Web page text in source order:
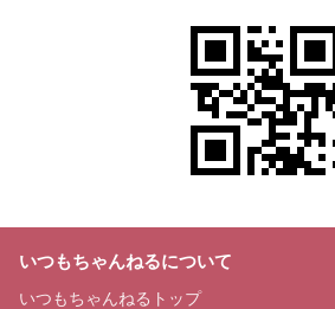
いつもちゃんねるについて
いつもちゃんねるトップ